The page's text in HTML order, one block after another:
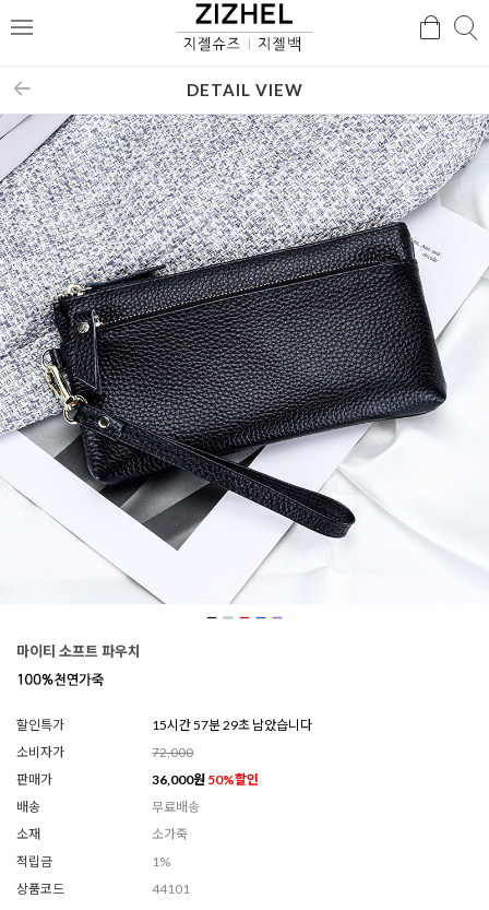
메
검
DETAIL VIEW
마이티 소프트 파우치
할인특가
15시간 57분 26초 남았습니다
소비자가
72,000
판매가
36,000원 50%할인
배송
무료배송
소재
소가죽
적립금
1%
상품코드
44101